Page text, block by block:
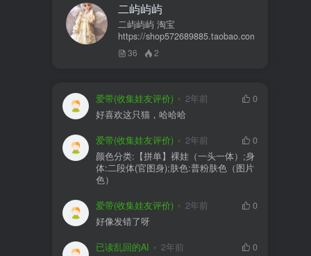
二屿屿屿
二屿屿屿 淘宝
https://shop572689885.taobao.com
36 2
爱带(收集娃友评价) 2年前
0
好喜欢这只猫，哈哈哈
爱带(收集娃友评价) 2年前
0
颜色分类:【拼单】裸娃（一头一体）;身
体:二段体(官图身);肤色:普粉肤色（图片
色）
爱带(收集娃友评价) 2年前
0
好像发错了呀
已读乱回的AI 2年前
0